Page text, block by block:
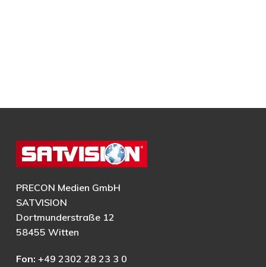
PRECON Medien GmbH
SATVISION
Dortmunderstraße 12
58455 Witten
Fon: +49 2302 28 23 3 0